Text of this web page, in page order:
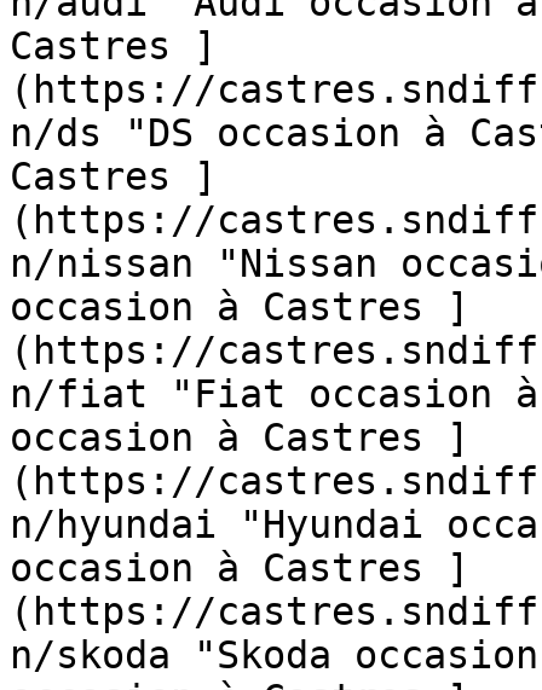
Castres ]
(https://
n/ds "DS occasion à
Castres ]
(https://
n/nissan "Nissan
occasion à Castres ]
(https://
n/fiat "Fiat occasion à
occasion à Castres ]
(https://
n/hyundai "Hyundai
occasion à Castres ]
(https://
n/skoda "Skoda